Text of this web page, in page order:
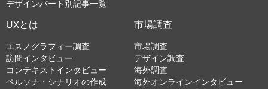
デザインパート別記事一覧
UXとは
エスノグラフィー調査
訪問インタビュー
コンテキストインタビュー
ペルソナ・シナリオの作成
市場調査
市場調査
デザイン調査
海外調査
海外オンラインインタビュー